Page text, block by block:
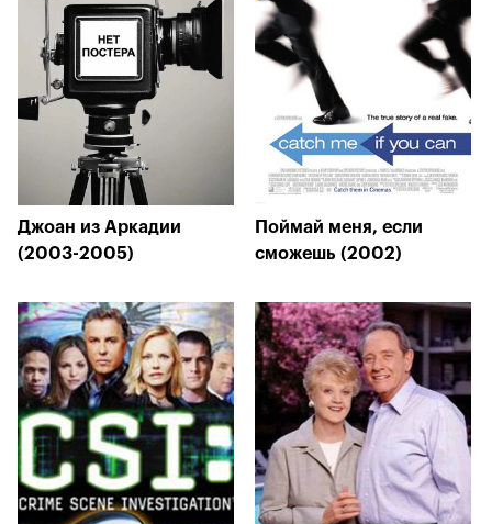
Джоан из Аркадии
(2003-2005)
Поймай меня, если
сможешь (2002)